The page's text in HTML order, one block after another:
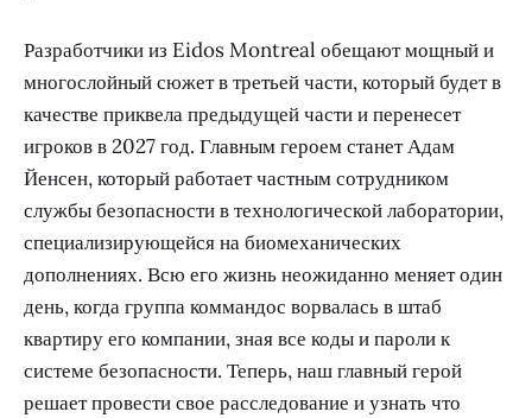
Разработчики из Eidos Montreal обещают мощный и
многослойный сюжет в третьей части, который будет в
качестве приквела предыдущей части и перенесет
игроков в 2027 год. Главным героем станет Адам
Йенсен, который работает частным сотрудником
службы безопасности в технологической лаборатории,
специализирующейся на биомеханических
дополнениях. Всю его жизнь неожиданно меняет один
день, когда группа коммандос ворвалась в штаб
квартиру его компании, зная все коды и пароли к
системе безопасности. Теперь, наш главный герой
решает провести свое расследование и узнать что